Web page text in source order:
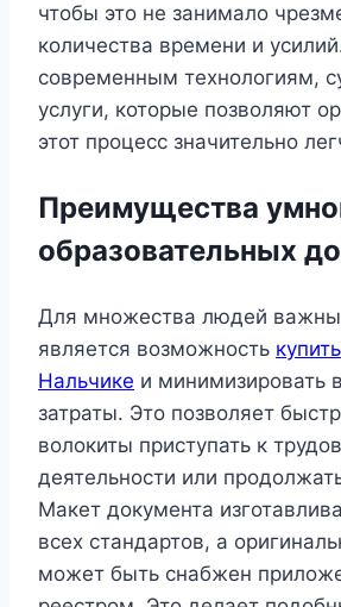
чтобы это не занимало
количества времени и
современным технологиям,
услуги, которые позволяют
этот процесс значительно
Преимущества
образовательных
Для множества людей
является возможность
Нальчике и минимизировать
затраты. Это позволяет
волокиты приступать к
деятельности или
Макет документа
всех стандартов, а
может быть снабжен